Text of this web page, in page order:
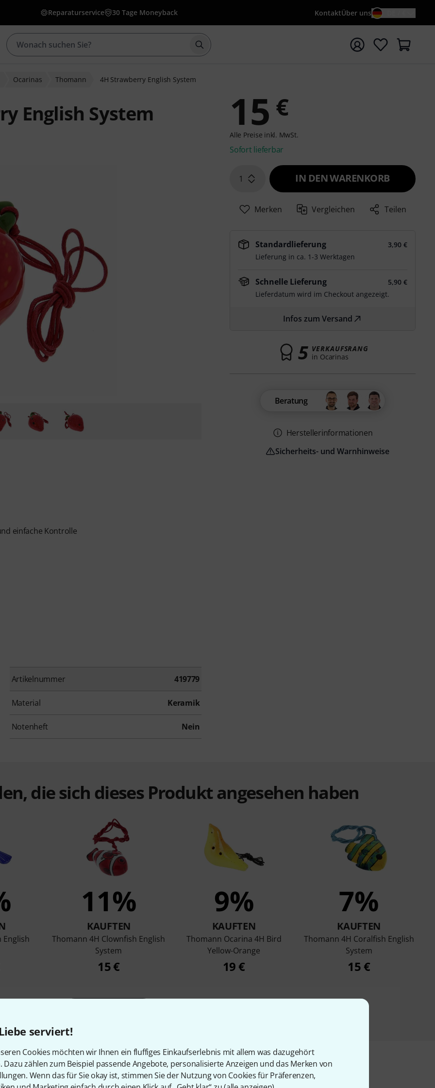
serviert!
Cookies möchten wir Ihnen ein fluffiges Einkaufserlebnis mit allem was dazugehört
Dazu zählen zum Beispiel passende Angebote, personalisierte Anzeigen und das Merken von
Wenn das für Sie okay ist, stimmen Sie der Nutzung von Cookies für Präferenzen,
Reparaturservice 30 Tage Moneyback KontaktÜber uns
Suche mit Suchwort {searchTerm} starten
Ocarinas Thomann 4H Strawberry English System
English System
einfache Kontrolle
Artikelnummer 419779
Material Keramik
Notenheft Nein
15 €
Alle Preise inkl. MwSt.
Sofort lieferbar
1 IN DEN WARENKORB
Merken Vergleichen Teilen
Standardlieferung
3,90 €
Lieferung in ca. 1-3 Werktagen
Schnelle Lieferung
5,90 €
Lieferdatum wird im Checkout angezeigt.
Infos zum Versand
5 VERKAUFSRANG
in Ocarinas
Beratung
Herstellerinformationen
Sicherheits- und Warnhinweise
die sich dieses Produkt angesehen haben
English
11%
KAUFTEN
Thomann 4H Clownfish English
System
15 €
9%
KAUFTEN
Thomann Ocarina 4H Bird
Yellow-Orange
19 €
7%
KAUFTEN
Thomann 4H Coralfish English
System
15 €